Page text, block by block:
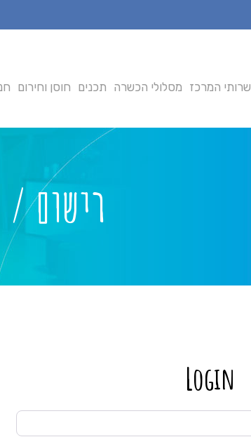
שרותי המרכז מסלולי הכשרה תכנים חוסן וחירום
רישום
Login
Username or Email